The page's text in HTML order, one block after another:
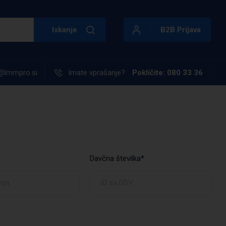
Iskanje B2B Prijava
Imate vprašanje? Pokličite: 080 33 36
Davčna številka*